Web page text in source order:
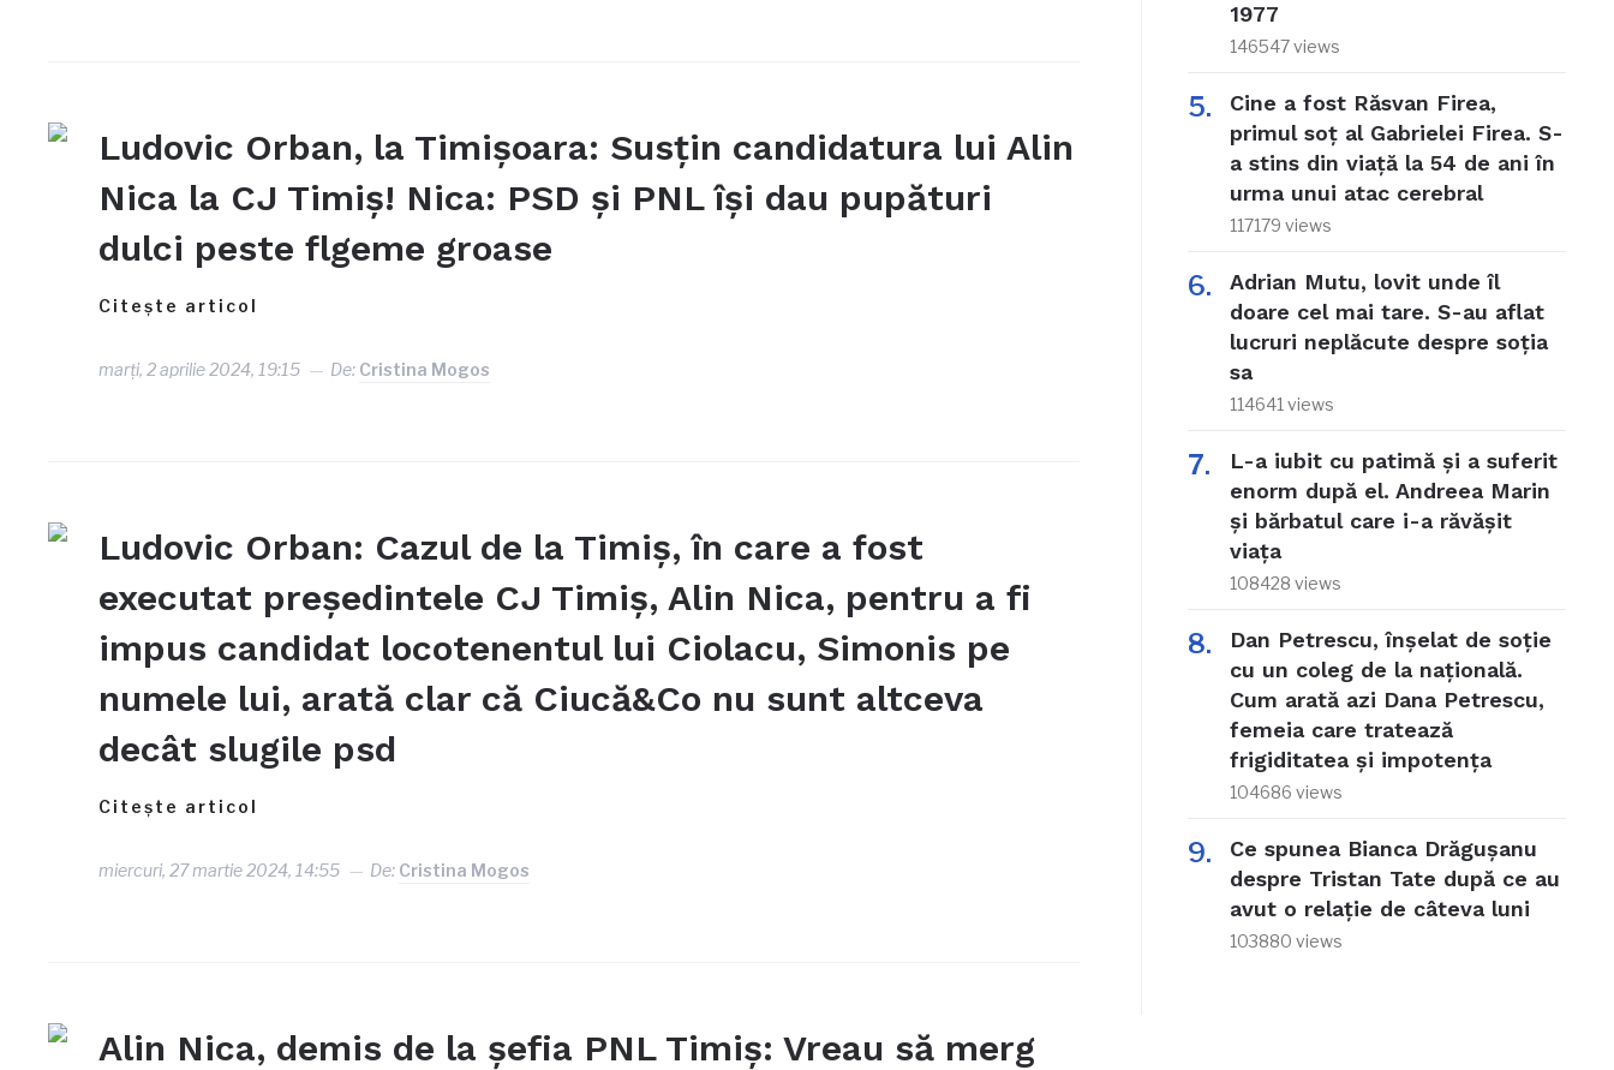
Ludovic Orban, la Timișoara: Susțin candidatura lui Alin
Nica la CJ Timiș! Nica: PSD și PNL își dau pupături
dulci peste flgeme groase
Citește articol
marți, 2 aprilie 2024, 19:15 De: Cristina Mogos
Ludovic Orban: Cazul de la Timiş, în care a fost
executat preşedintele CJ Timiş, Alin Nica, pentru a fi
impus candidat locotenentul lui Ciolacu, Simonis pe
numele lui, arată clar că Ciucă&Co nu sunt altceva
decât slugile psd
Citește articol
miercuri, 27 martie 2024, 14:55 De: Cristina Mogos
Alin Nica, demis de la șefia PNL Timiș: Vreau să merg
1977
146547 views
Cine a fost Răsvan Firea,
primul soț al Gabrielei Firea. S-
a stins din viață la 54 de ani în
urma unui atac cerebral
117179 views
Adrian Mutu, lovit unde îl
doare cel mai tare. S-au aflat
lucruri neplăcute despre soția
sa
114641 views
L-a iubit cu patimă și a suferit
enorm după el. Andreea Marin
și bărbatul care i-a răvășit
viața
108428 views
Dan Petrescu, înșelat de soție
cu un coleg de la națională.
Cum arată azi Dana Petrescu,
femeia care tratează
frigiditatea și impotența
104686 views
Ce spunea Bianca Drăgușanu
despre Tristan Tate după ce au
avut o relație de câteva luni
103880 views